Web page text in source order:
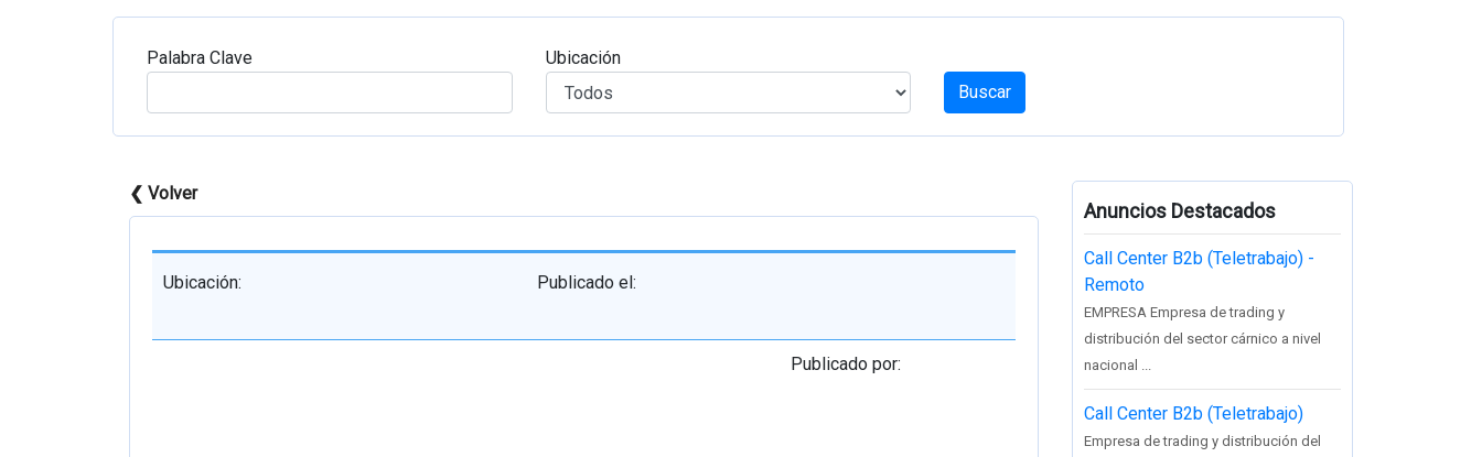
Palabra Clave
Ubicación
Buscar
❮ Volver
Ubicación: Publicado el:
Publicado por:
Anuncios Destacados
Call Center B2b (Teletrabajo) -
Remoto
EMPRESA Empresa de trading y
distribución del sector cárnico a nivel
nacional ...
Call Center B2b (Teletrabajo)
Empresa de trading y distribución del